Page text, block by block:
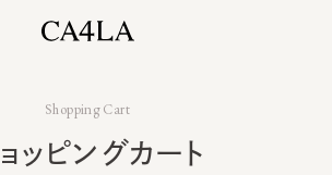
Shopping Cart
ッピングカート